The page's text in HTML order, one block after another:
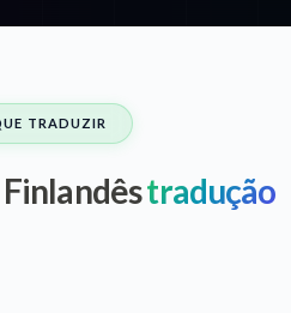
TRADUZIR
tradução